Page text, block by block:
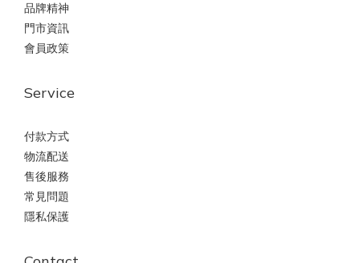
品牌精神
門市資訊
會員政策
Service
付款方式
物流配送
售後服務
常見問題
隱私保護